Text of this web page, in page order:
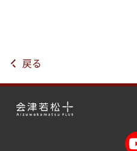
戻る